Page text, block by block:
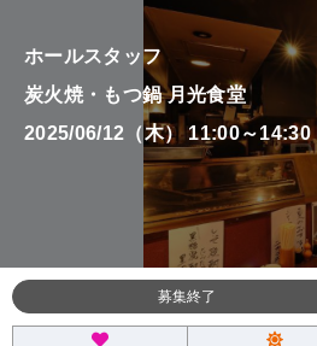
ホールスタッフ
炭火焼・もつ鍋 月光食堂
2025/06/12（木） 11:00～14:30
募集終了